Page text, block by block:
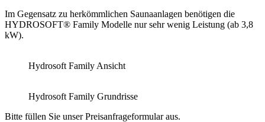
Im Gegensatz zu herkömmlichen Saunaanlagen benötigen die
HYDROSOFT® Family Modelle nur sehr wenig Leistung (ab 3,8
kW).
Hydrosoft Family Ansicht
Hydrosoft Family Grundrisse
Bitte füllen Sie unser Preisanfrageformular aus.